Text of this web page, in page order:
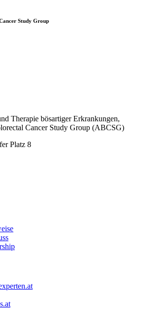
Study Group
Therapie bösartiger Erkrankungen,
Cancer Study Group (ABCSG)
Platz 8